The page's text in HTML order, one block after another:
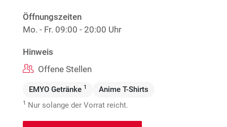
Öffnungszeiten
Mo. - Fr. 09:00 - 20:00 Uhr
Hinweis
Offene Stellen
EMYO Getränke 1 Anime T-Shirts
1 Nur solange der Vorrat reicht.